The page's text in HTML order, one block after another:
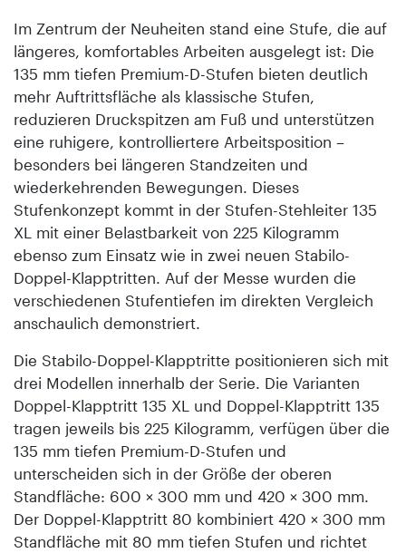
Im Zentrum der Neuheiten stand eine Stufe, die auf
längeres, komfortables Arbeiten ausgelegt ist: Die
135 mm tiefen Premium-D-Stufen bieten deutlich
mehr Auftrittsfläche als klassische Stufen,
reduzieren Druckspitzen am Fuß und unterstützen
eine ruhigere, kontrolliertere Arbeitsposition –
besonders bei längeren Standzeiten und
wiederkehrenden Bewegungen. Dieses
Stufenkonzept kommt in der Stufen-Stehleiter 135
XL mit einer Belastbarkeit von 225 Kilogramm
ebenso zum Einsatz wie in zwei neuen Stabilo-
Doppel-Klapptritten. Auf der Messe wurden die
verschiedenen Stufentiefen im direkten Vergleich
anschaulich demonstriert.
Die Stabilo-Doppel-Klapp­tritte positionieren sich mit
drei Modellen innerhalb der Serie. Die Varianten
Doppel-Klapptritt 135 XL und Doppel-Klapptritt 135
tragen jeweils bis 225 Kilogramm, verfügen über die
135 mm tiefen Premium-D-Stufen und
unterscheiden sich in der Größe der oberen
Standfläche: 600 × 300 mm und 420 × 300 mm.
Der Doppel-Klapptritt 80 kombiniert 420 × 300 mm
Standfläche mit 80 mm tiefen Stufen und richtet